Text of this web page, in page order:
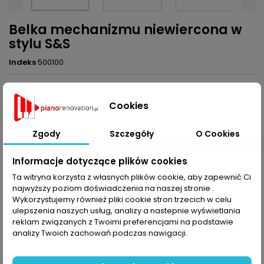
Belka mechanizmu niewiercona w
stylu S&S
Indeks500100
529,99 zł
Ilość
Udostępnij
OPIS SZCZEGÓŁY PRODUKTU
Belka mechanizmu niewiercona w stylu S&S
Cookies
Zgody Szczegóły O Cookies
Informacje dotyczące plików cookies
Ta witryna korzysta z własnych plików cookie, aby zapewnić Ci
najwyższy poziom doświadczenia na naszej stronie .
Wykorzystujemy również pliki cookie stron trzecich w celu
ulepszenia naszych usług, analizy a nastepnie wyświetlania
reklam związanych z Twoimi preferencjami na podstawie
analizy Twoich zachowań podczas nawigacji.